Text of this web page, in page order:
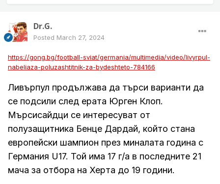
Dr.G.
Posted March 27, 2024
https://gong.bg/football-sviat/germania/multimedia/video/livyrpul-
nabeliaza-poluzashtitnik-za-bydeshteto-784166
Ливърпул продължава да търси варианти да
се подсили след ерата Юрген Клоп.
Мърсисайдци се интересуват от
полузащитника Бенце Дардай, който стана
европейски шампион през миналата година с
Германия U17. Той има 17 г/а в последните 21
мача за отбора на Херта до 19 години.